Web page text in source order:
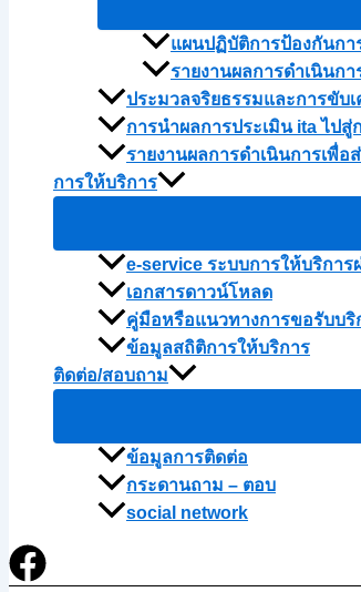
แผนปฏิบัติการป้องกันกา
รายงานผลการดำเนินก
ประมวลจริยธรรมและการขับ
การนำผลการประเมิน ita ไป
รายงานผลการดำเนินการเพื่
การให้บริการ
e-service ระบบการให้บริกา
เอกสารดาวน์โหลด
คู่มือหรือแนวทางการขอรับบ
ข้อมูลสถิติการให้บริการ
ติดต่อ/สอบถาม
ข้อมูลการติดต่อ
กระดานถาม – ตอบ
social network